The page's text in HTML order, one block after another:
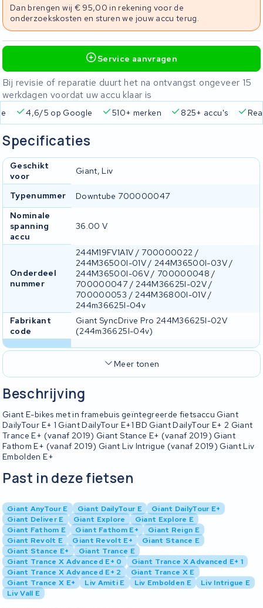
Dan brengen wij € 95,00 in rekening voor de
onderzoekskosten en sturen we jouw accu terug.
Service aanvragen
Bij revisie of reparatie duurt het na ontvangst ongeveer 15
werkdagen voordat uw accu klaar is
4,6/5 op Google 510+ merken 825+ accu's
Beschrijving
Giant E-bikes met in framebuis geïntegreerde fietsaccu Giant
DailyTour E+ 1 Giant DailyTour E+1 BD Giant DailyTour E+ 2 Giant
Trance E+ (vanaf 2019) Giant Stance E+ (vanaf 2019) Giant
Fathom E+ (vanaf 2019) Giant Liv Intrigue (vanaf 2019) Giant Liv
Embolden E+
Specificaties
Geschikt
voor
Giant, Liv
Typenummer
Downtube 700000047
Nominale
spanning
accu
36.00 V
Onderdeel
nummer
244M19FV1A1V / 700000022 /
244M36500I-01V / 244M36500I-03V /
244M36500I-06V / 700000048 /
700000047 / 244M36625I-02V /
700000053 / 244M36800I-01V /
244m36625I-04v
Fabrikant
code
Giant SyncDrive Pro 244M36625I-02V
(244m36625I-04v)
Meer tonen
Past in deze fietsen
Giant AnyTour E Giant DailyTour E
Giant DailyTour E+
Giant Deliver E
Giant Explore
Giant Explore E
Giant Fathom E
Giant Fathom E+
Giant Reign E
Giant Revolt E
Giant Revolt E+
Giant Stance E
Giant Stance E+
Giant Trance E
Giant Trance X Advanced E+ 0
Giant Trance X Advanced E+ 1
Giant Trance X Advanced E+ 2
Giant Trance X E
Giant Trance X E+
Liv Amiti E Liv Embolden E
Liv Intrigue E
Liv Vall E